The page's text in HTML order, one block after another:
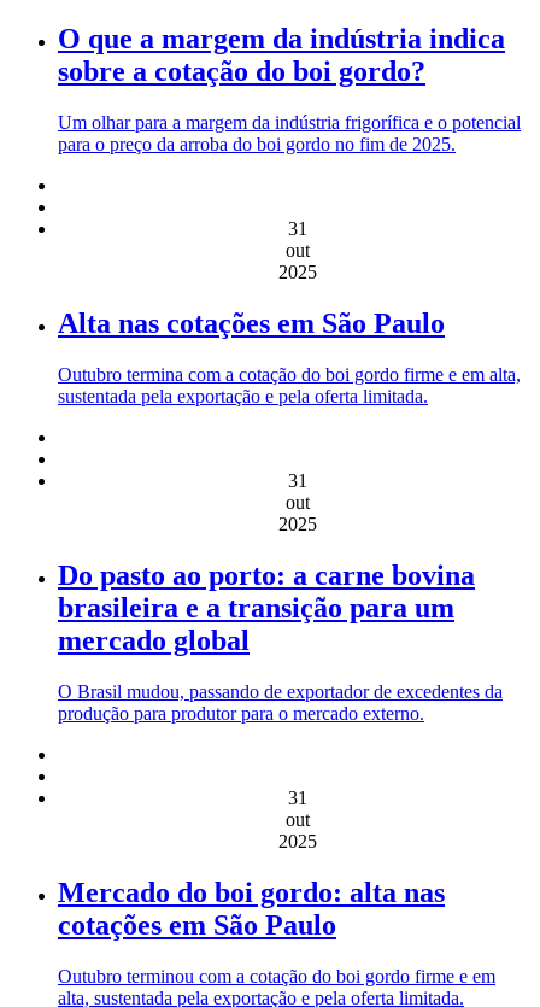
O que a margem da indústria indica
sobre a cotação do boi gordo?
Um olhar para a margem da indústria frigorífica e o potencial
para o preço da arroba do boi gordo no fim de 2025.
31
out
2025
Alta nas cotações em São Paulo
Outubro termina com a cotação do boi gordo firme e em alta,
sustentada pela exportação e pela oferta limitada.
31
out
2025
Do pasto ao porto: a carne bovina
brasileira e a transição para um
mercado global
O Brasil mudou, passando de exportador de excedentes da
produção para produtor para o mercado externo.
31
out
2025
Mercado do boi gordo: alta nas
cotações em São Paulo
Outubro terminou com a cotação do boi gordo firme e em
alta, sustentada pela exportação e pela oferta limitada.